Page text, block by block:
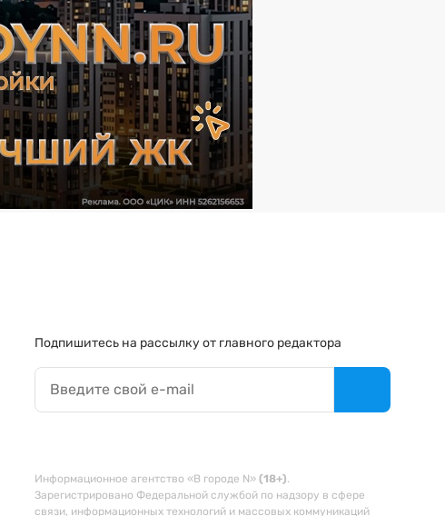
Подпишитесь на рассылку от главного редактора
Информационное агентство «В городе N» (18+).
Зарегистрировано Федеральной службой по надзору в сфере
связи, информационных технологий и массовых коммуникаций